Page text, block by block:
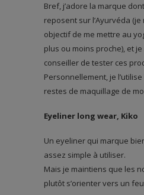
Bref, j’adore la marque
reposent sur l’Ayurvéda (je
objectif de me mettre au
plus ou moins proche), et
conseiller de tester ces
Personnellement, je
restes de maquillage de
Eyeliner long wear, Kiko
Un eyeliner qui marque
assez simple à utiliser.
Mais je maintiens que les
plutôt s’orienter vers un